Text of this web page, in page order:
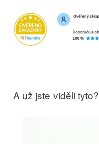
A už jste viděli tyto?